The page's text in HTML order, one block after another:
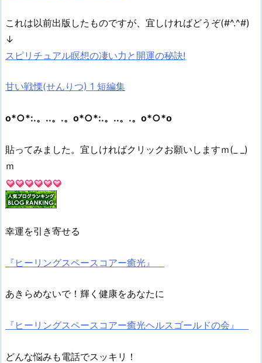
これは以前出版したものですが、宜しければどうぞ(#^.^#)
↓
スピリチュアル瞑想の凄い力と開運の秘訣!
甘い戦慄(せんりつ) 1 短編集
o*○*:.。..。.。o*○*:.。..。.。o*○*o
貼ってみました。宜しければクリックお願いしますｍ(_ _)
ｍ
幸運を引き寄せる
『ヒーリングスペースコアー癒光』
あきらめないで！輝く健康をあなたに
『ヒーリングスペースコアー癒光ヘルスゴールドの会』
どんな悩みも電話でスッキリ！